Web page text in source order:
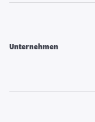
Unternehmen